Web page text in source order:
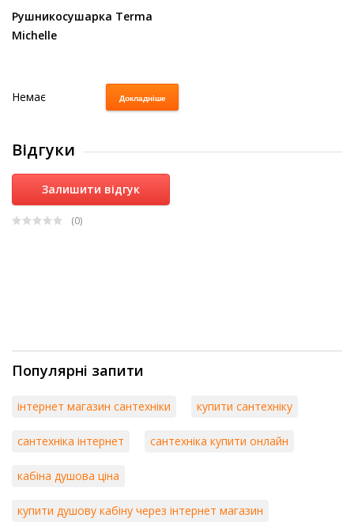
Рушникосушарка Terma
Michelle
Немає Докладніше
Відгуки
(0)
Залишити відгук
Популярні запити
інтернет магазин сантехніки купити сантехніку
сантехніка інтернет сантехніка купити онлайн
кабіна душова ціна
купити душову кабіну через інтернет магазин